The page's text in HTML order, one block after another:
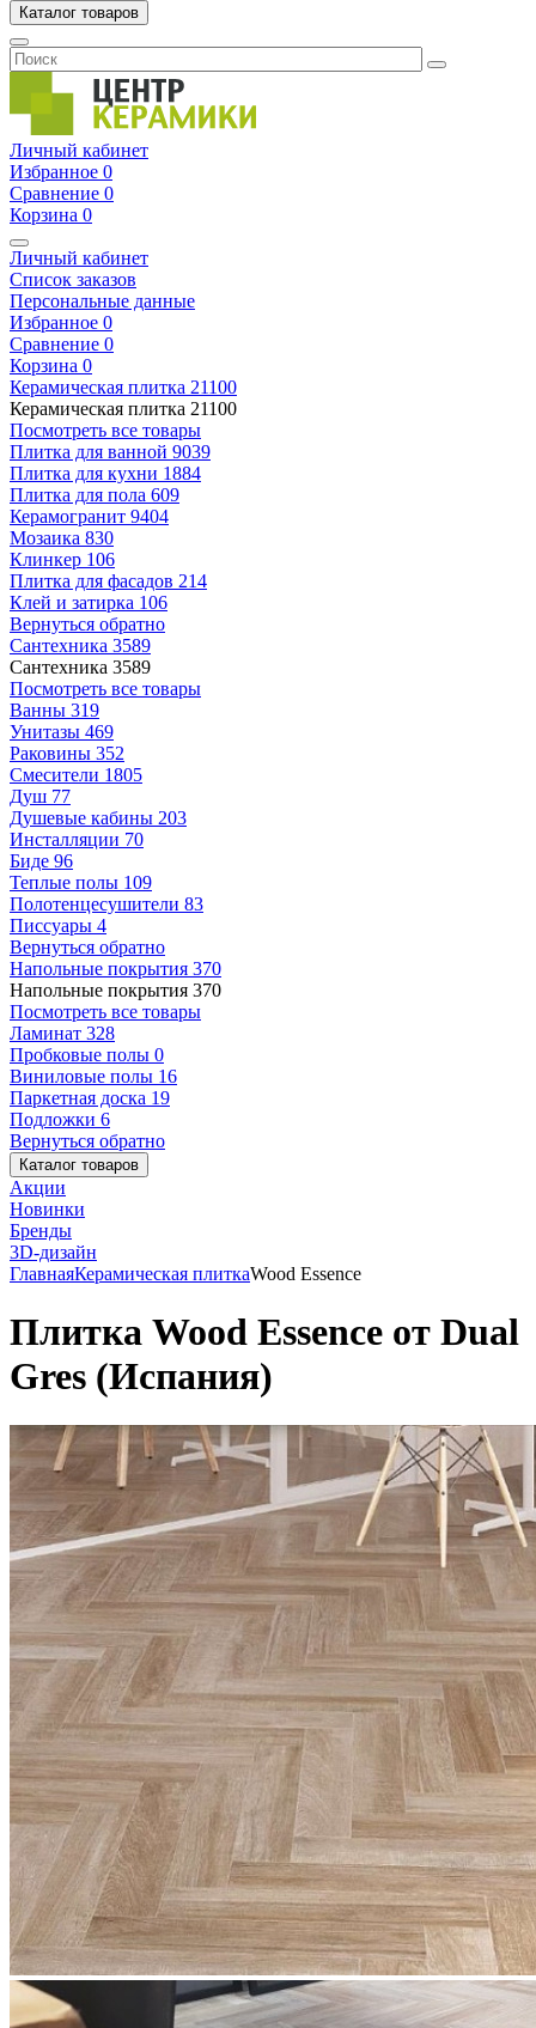
Каталог товаров
Личный кабинет
Избранное 0
Сравнение 0
Корзина 0
Личный кабинет
Список заказов
Персональные данные
Избранное 0
Сравнение 0
Корзина 0
Керамическая плитка 21100
Керамическая плитка 21100
Посмотреть все товары
Плитка для ванной 9039
Плитка для кухни 1884
Плитка для пола 609
Керамогранит 9404
Мозаика 830
Клинкер 106
Плитка для фасадов 214
Клей и затирка 106
Вернуться обратно
Сантехника 3589
Сантехника 3589
Посмотреть все товары
Ванны 319
Унитазы 469
Раковины 352
Смесители 1805
Душ 77
Душевые кабины 203
Инсталляции 70
Биде 96
Теплые полы 109
Полотенцесушители 83
Писсуары 4
Вернуться обратно
Напольные покрытия 370
Напольные покрытия 370
Посмотреть все товары
Ламинат 328
Пробковые полы 0
Виниловые полы 16
Паркетная доска 19
Подложки 6
Вернуться обратно
Каталог товаров
Акции
Новинки
Бренды
3D-дизайн
ГлавнаяКерамическая плиткаWood Essence
Плитка Wood Essence от Dual
Gres (Испания)